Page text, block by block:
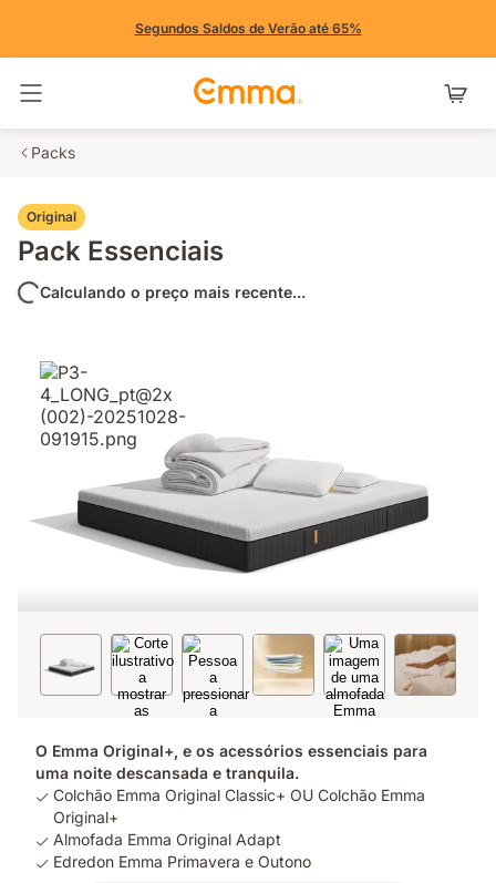
Segundos Saldos de Verão até 65%
Packs
Original
Pack Essenciais
Calculando o preço mais recente...
O Emma Original+, e os acessórios essenciais para
uma noite descansada e tranquila.
Colchão Emma Original Classic+ OU Colchão Emma
Original+
Almofada Emma Original Adapt
Edredon Emma Primavera e Outono